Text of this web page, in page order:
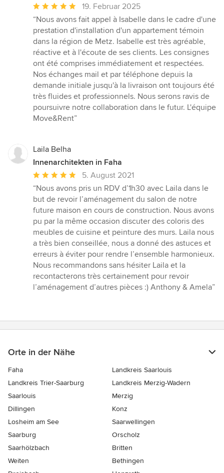
Durchschnittliche
Bewertung:
5
von
5
Sternen
19. Februar 2025
“Nous avons fait appel à Isabelle dans le cadre d'une
prestation d'installation d'un appartement témoin
dans la région de Metz. Isabelle est très agréable,
réactive et à l'écoute de ses clients. Les consignes
ont été comprises immédiatement et respectées.
Nos échanges mail et par téléphone depuis la
demande initiale jusqu'à la livraison ont toujours été
très fluides et professionnels. Nous serons ravis de
poursuivre notre collaboration dans le futur. L'équipe
Move&Rent”
Laila Belha
Innenarchitekten in Faha
Durchschnittliche
Bewertung:
5
von
5
Sternen
5. August 2021
“Nous avons pris un RDV d’1h30 avec Laila dans le
but de revoir l’aménagement du salon de notre
future maison en cours de construction. Nous avons
pu par la même occasion discuter des coloris des
meubles de cuisine et peinture des murs. Laila nous
a très bien conseillée, nous a donné des astuces et
erreurs à éviter pour rendre l’ensemble harmonieux.
Nous recommandons sans hésiter Laila et la
recontacterons très certainement pour revoir
l’aménagement d’autres pièces :) Anthony & Amela”
Orte in der Nähe
Faha
Landkreis Saarlouis
Landkreis Trier-Saarburg
Landkreis Merzig-Wadern
Saarlouis
Merzig
Dillingen
Konz
Losheim am See
Saarwellingen
Saarburg
Orscholz
Saarhölzbach
Britten
Weiten
Bethingen